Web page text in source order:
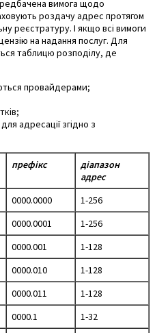
вимога щодо
роздачу адрес протягом
реєстратуру. І якщо всі вимоги
на надання послуг. Для
таблицю розподілу, де
провайдерами;
адресації згідно з
префікс
діапазон
адрес
0000.0000
1-256
0000.0001
1-256
0000.001
1-128
0000.010
1-128
0000.011
1-128
0000.1
1-32